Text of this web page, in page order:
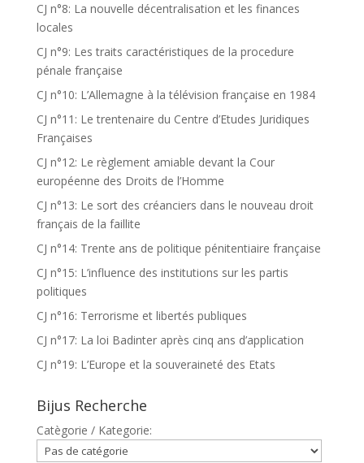
CJ n°8: La nouvelle décentralisation et les finances
locales
CJ n°9: Les traits caractéristiques de la procedure
pénale française
CJ n°10: L’Allemagne à la télévision française en 1984
CJ n°11: Le trentenaire du Centre d’Etudes Juridiques
Françaises
CJ n°12: Le règlement amiable devant la Cour
européenne des Droits de l’Homme
CJ n°13: Le sort des créanciers dans le nouveau droit
français de la faillite
CJ n°14: Trente ans de politique pénitentiaire française
CJ n°15: L’influence des institutions sur les partis
politiques
CJ n°16: Terrorisme et libertés publiques
CJ n°17: La loi Badinter après cinq ans d’application
CJ n°19: L’Europe et la souveraineté des Etats
Bijus Recherche
Catègorie / Kategorie: